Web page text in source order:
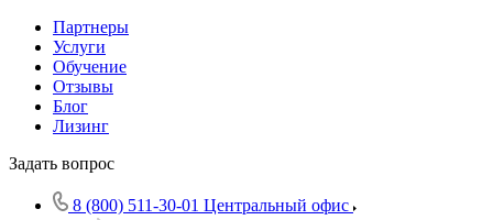
Партнеры
Услуги
Обучение
Отзывы
Блог
Лизинг
Задать вопрос
8 (800) 511-30-01 Центральный офис